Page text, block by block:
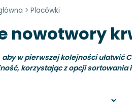
> Placówki
nowotwory
w pierwszej kolejności ułatwić
korzystając z opcji sortowania